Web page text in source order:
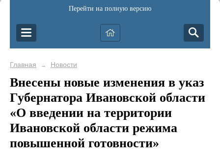
Перейти на полную версию
Главная → Новости
Внесены новые изменения в указ
Губернатора Ивановской области
«О введении на территории
Ивановской области режима
повышенной готовности»